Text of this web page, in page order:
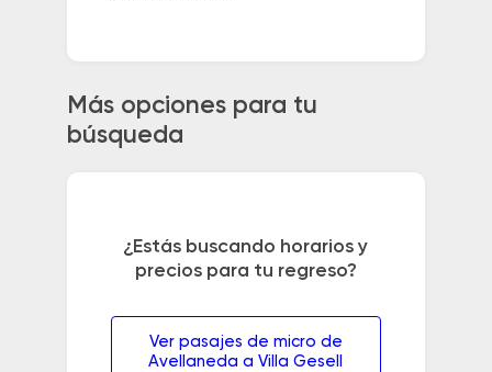
Más opciones para tu
búsqueda
¿Estás buscando horarios y
precios para tu regreso?
Ver pasajes de micro de
Avellaneda a Villa Gesell